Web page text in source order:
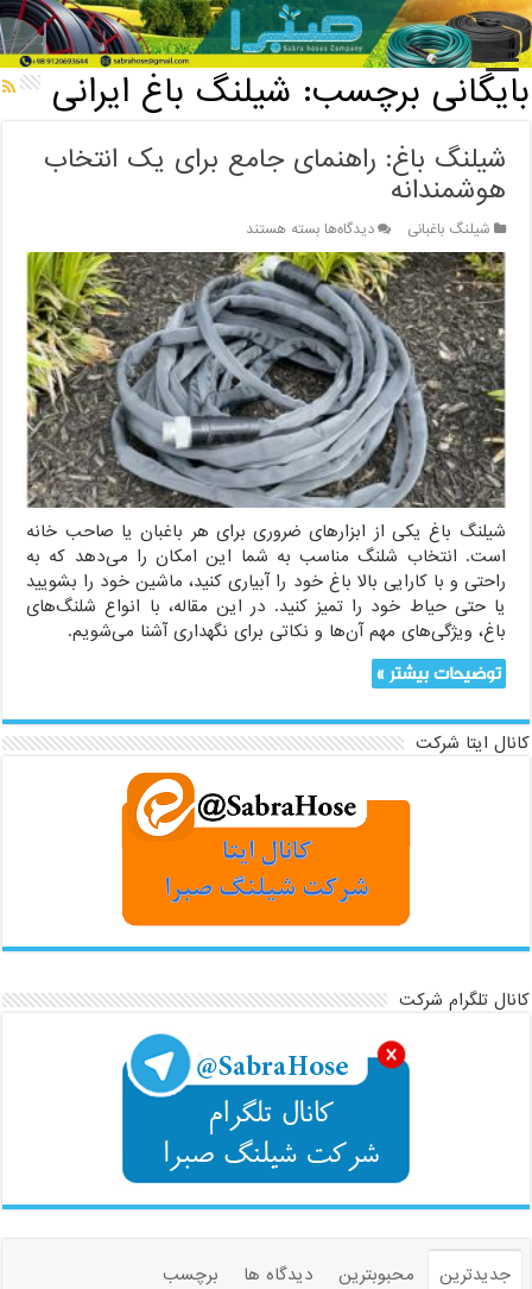
خانه / بایگانی برچسب: شیلنگ باغ ایرانی
بایگانی برچسب: شیلنگ باغ ایرانی
شیلنگ باغ: راهنمای جامع برای یک انتخاب
هوشمندانه
شیلنگ باغبانی دیدگاه‌هابرای
شیلنگ
باغ:
راهنمای
جامع
برای
یک
انتخاب
هوشمندانه
بسته هستند
شیلنگ باغ یکی از ابزارهای ضروری برای هر باغبان یا صاحب خانه
است. انتخاب شلنگ مناسب به شما این امکان را می‌دهد که به
راحتی و با کارایی بالا باغ خود را آبیاری کنید، ماشین خود را بشویید
یا حتی حیاط خود را تمیز کنید. در این مقاله، با انواع شلنگ‌های
باغ، ویژگی‌های مهم آن‌ها و نکاتی برای نگهداری آشنا می‌شویم.
توضیحات بیشتر »
کانال ایتا شرکت
کانال تلگرام شرکت
جدیدترین محبوبترین دیدگاه ها
برچسب